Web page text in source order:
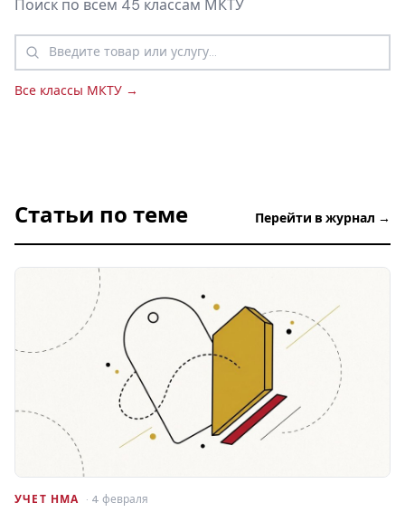
Поиск по всем 45 классам МКТУ
Все классы МКТУ →
Статьи по теме Перейти в журнал →
УЧЕТ НМА · 4 февраля